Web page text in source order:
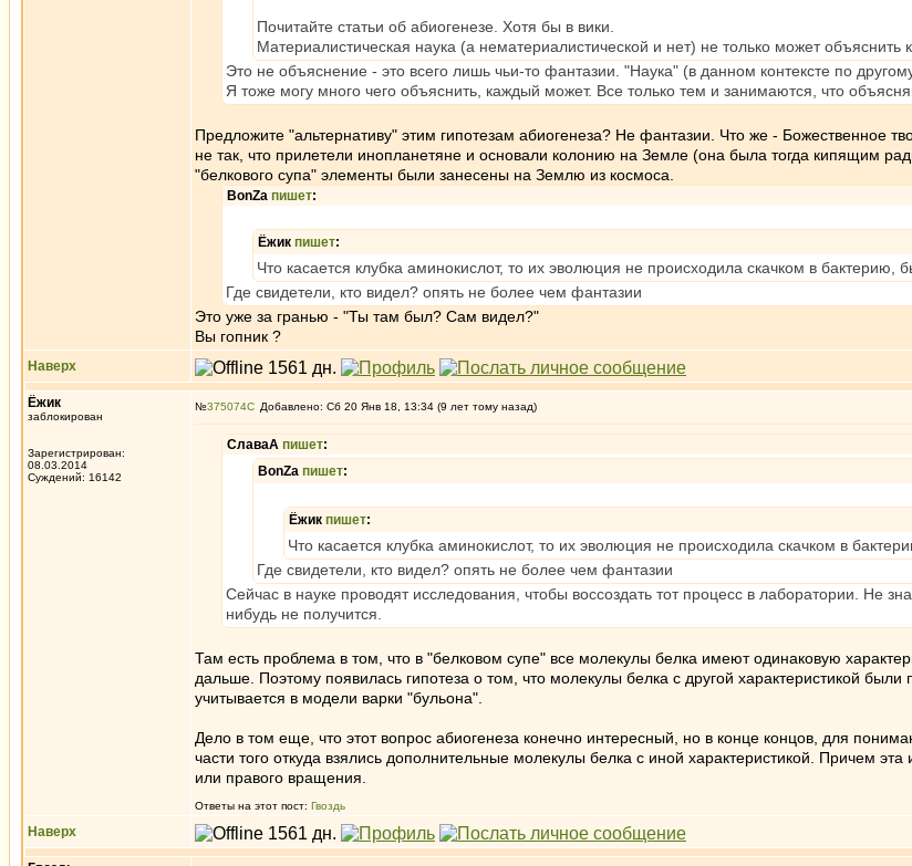
Почитайте статьи об абиогенезе. Хотя бы в вики.
Материалистическая наука (а нематериалистической и нет) не только может объяснить
Это не объяснение - это всего лишь чьи-то фантазии. "Наука" (в данном контексте по
Я тоже могу много чего объяснить, каждый может. Все только тем и занимаются, что
Предложите "альтернативу" этим гипотезам абиогенеза? Не фантазии. Что же - Божественное
не так, что прилетели инопланетяне и основали колонию на Земле (она была тогда кипящим
"белкового супа" элементы были занесены на Землю из космоса.
BonZa пишет:
Ёжик пишет:
Что касается клубка аминокислот, то их эволюция не происходила скачком в
Где свидетели, кто видел? опять не более чем фантазии
Это уже за гранью - "Ты там был? Сам видел?"
Вы гопник ?
Наверх
Ёжик
заблокирован
Зарегистрирован:
08.03.2014
Суждений: 16142
№375074 Добавлено: Сб 20 Янв 18, 13:34 (9 лет тому назад)
СлаваА пишет:
BonZa пишет:
Ёжик пишет:
Что касается клубка аминокислот, то их эволюция не происходила скачком в
Где свидетели, кто видел? опять не более чем фантазии
Сейчас в науке проводят исследования, чтобы воссоздать тот процесс в лаборатории. Не
нибудь не получится.
Там есть проблема в том, что в "белковом супе" все молекулы белка имеют одинаковую
дальше. Поэтому появилась гипотеза о том, что молекулы белка с другой характеристикой
учитывается в модели варки "бульона".
Дело в том еще, что этот вопрос абиогенеза конечно интересный, но в конце концов, для
части того откуда взялись дополнительные молекулы белка с иной характеристикой. Причем
или правого вращения.
Ответы на этот пост: Гвоздь
Наверх